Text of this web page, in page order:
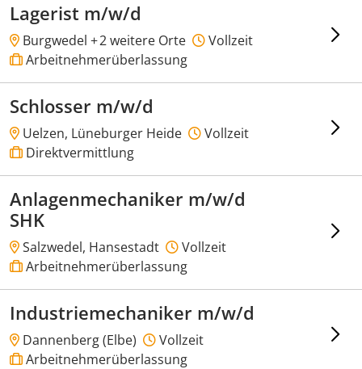
Lagerist m/w/d
Burgwedel +2 weitere Orte
Vollzeit
Arbeitnehmerüberlassung
Schlosser m/w/d
Uelzen, Lüneburger Heide
Vollzeit
Direktvermittlung
Anlagenmechaniker m/w/d
SHK
Salzwedel, Hansestadt
Vollzeit
Arbeitnehmerüberlassung
Industriemechaniker m/w/d
Dannenberg (Elbe)
Vollzeit
Arbeitnehmerüberlassung